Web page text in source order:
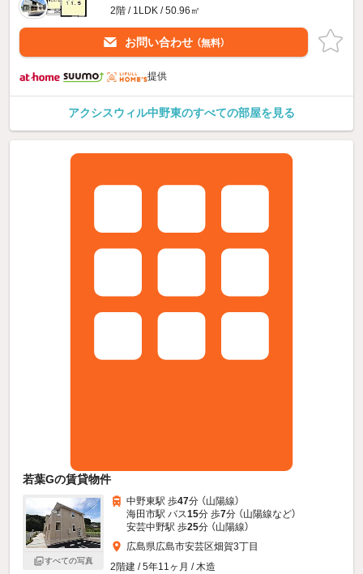
2階 / 1LDK / 50.96㎡
お問い合わせ （無料）
提供
アクシスウィル中野東のすべての部屋を見る
若葉Gの賃貸物件
すべての写真
中野東駅 歩47分 （山陽線）
海田市駅 バス15分 歩7分 （山陽線など）
安芸中野駅 歩25分 （山陽線）
広島県広島市安芸区畑賀3丁目
2階建 / 5年11ヶ月 / 木造